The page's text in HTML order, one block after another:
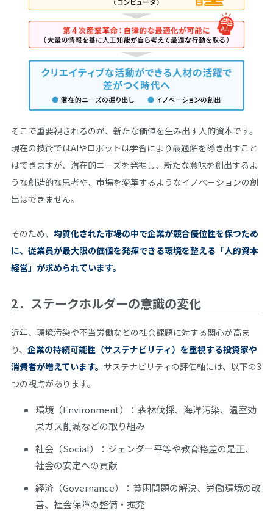
そこで重要視されるのが、新たな価値を生み出す人的資本です。
現在の技術ではAIやロボットは学習により最適解を導き出すこと
はできますが、潜在的ニーズを発掘し、新たな意味を創出するよ
うな創造的な思考や、市場を変革するようなイノベーションの創
出はできません。
そのため、 均質化された市場の中で企業が競合優位性を保つため
に、従業員が最大限の価値を発揮できる環境を整える「人的資本
経営」が求められています。
2．ステークホルダーの意識の変化
近年、環境汚染や不当労働などの社会課題に対する関心が高ま
り、 企業の持続可能性（サステナビリティ）を重視する投資家や
消費者が増えています。 サステナビリティの評価軸には、以下の3
つの視点があります。
環境（Environment）：森林伐採、海洋汚染、温室効
果ガス削減などの取り組み
社会（Social）：ジェンダー平等や教育格差の是正、
社会の安定への貢献
経済（Governance）：貧困問題の解決、労働環境の改
善、社会保障の整備・拡充